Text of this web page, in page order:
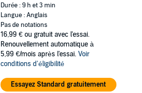
Durée : 9 h et 3 min
Langue : Anglais
Pas de notations
16,99 € ou gratuit avec l'essai.
Renouvellement automatique à
5,99 €/mois après l'essai. Voir
conditions d'éligibilité
Essayez Standard gratuitement